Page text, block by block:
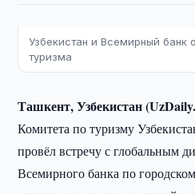
Узбекистан и Всемирный банк
туризма
Ташкент, Узбекистан
Комитета по туризму
провёл встречу с глобальным
Всемирного банка по